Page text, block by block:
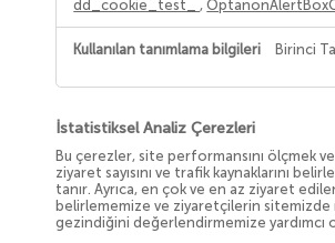
dd_cookie_test_ ,
Birinci
İstatistiksel Analiz Çerezleri
Bu çerezler, site performansını ölçmek
ziyaret sayısını ve trafik kaynaklarını
tanır. Ayrıca, en çok ve en az ziyaret
belirlememize ve ziyaretçilerin sitemizde
gezindiğini değerlendirmemize yardımcı